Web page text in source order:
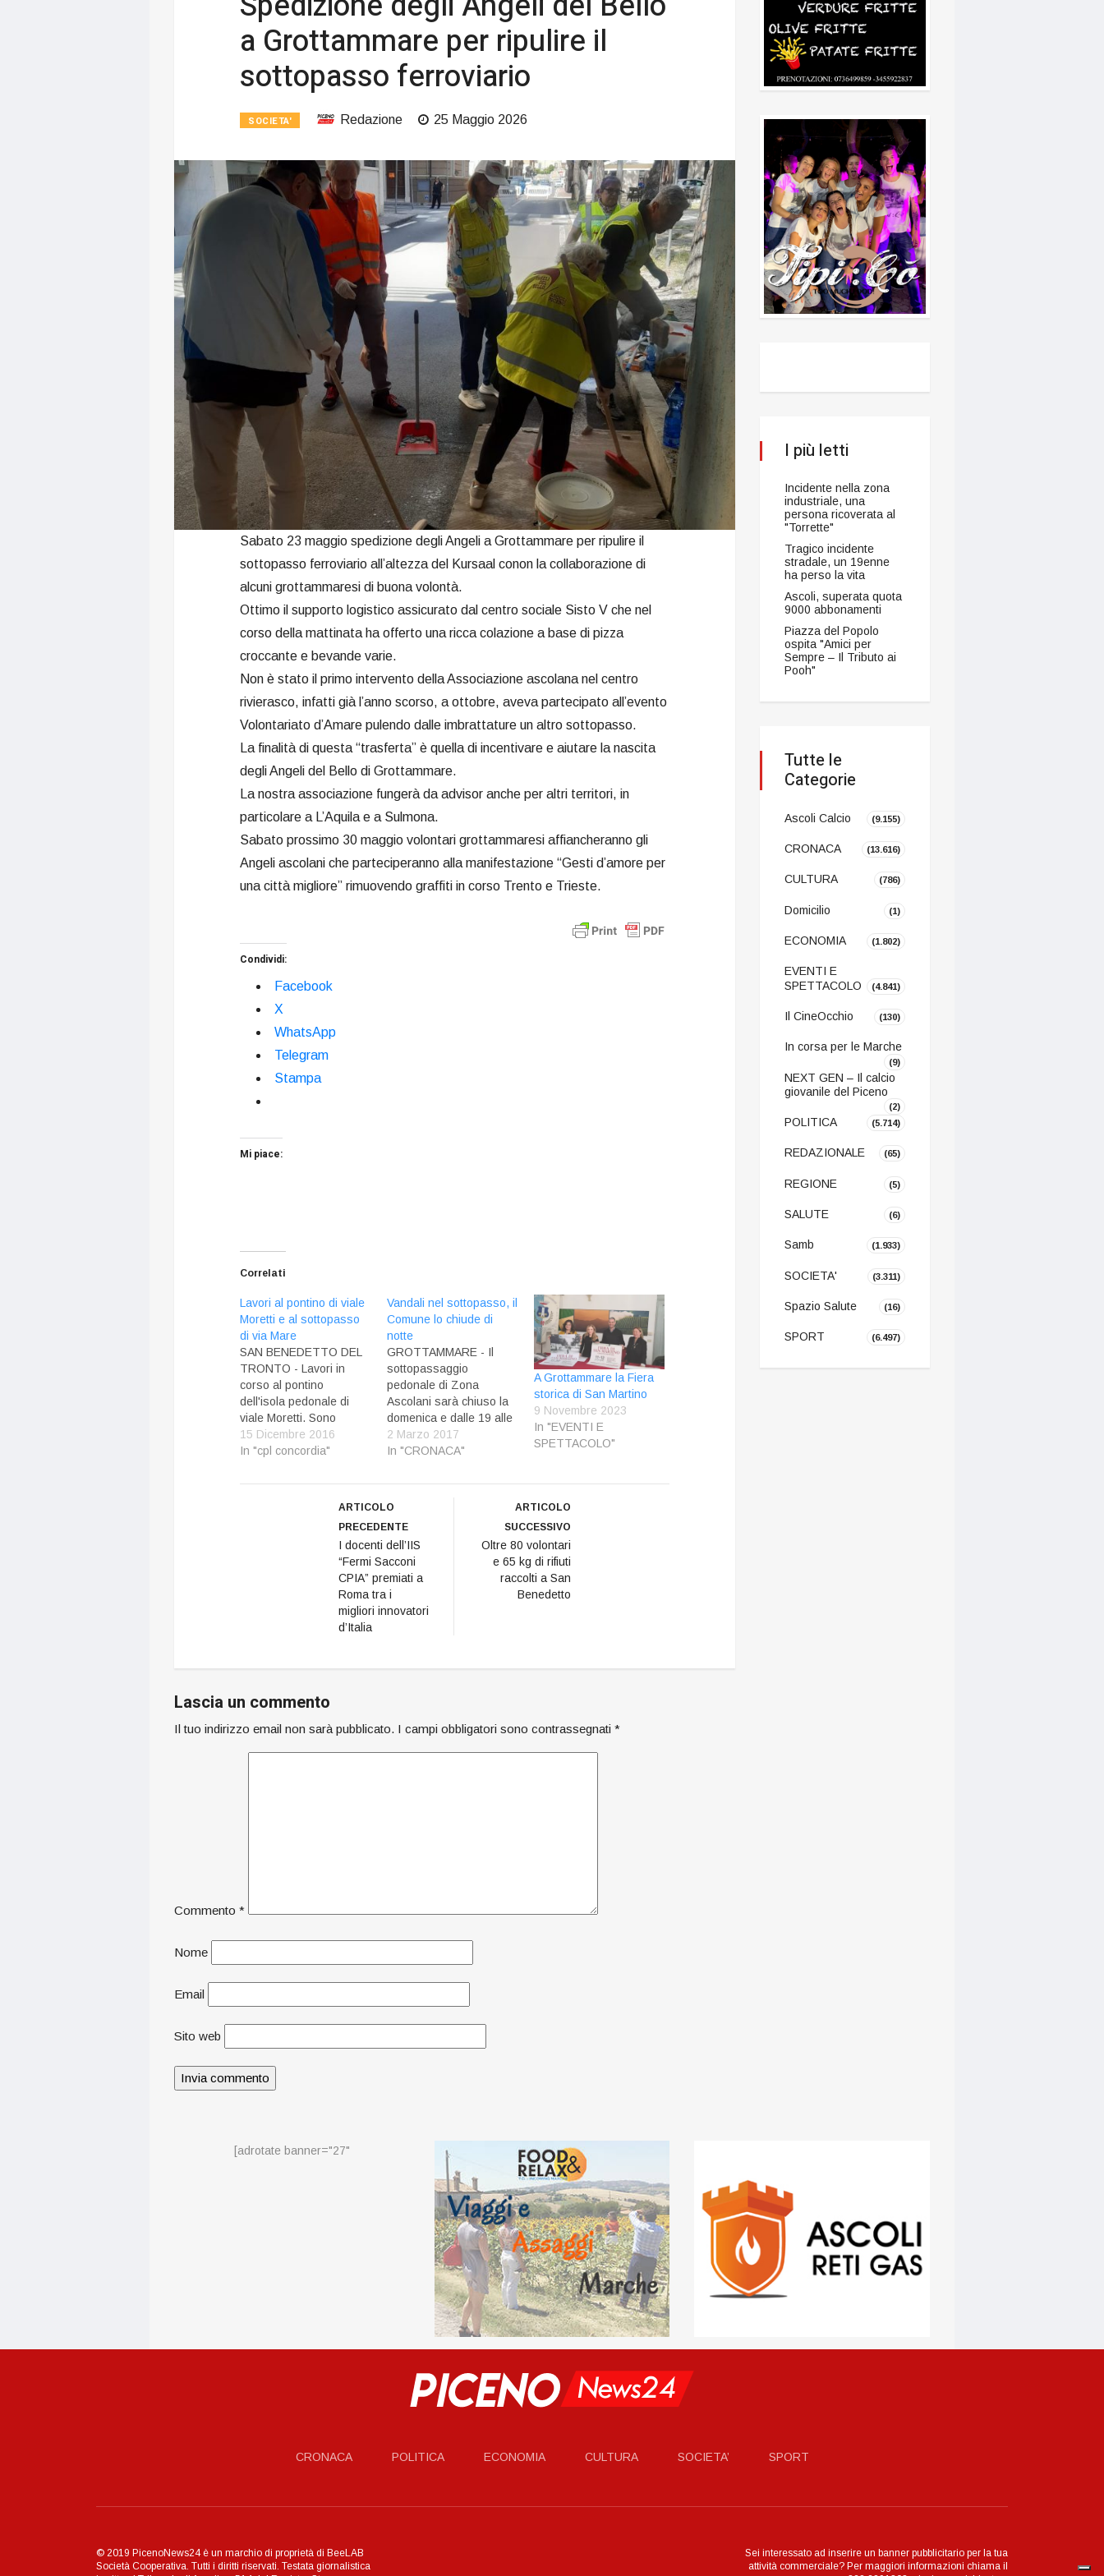
a Grottammare per ripulire il
sottopasso ferroviario
SOCIETA' Redazione 25 Maggio 2026
Sabato 23 maggio spedizione degli Angeli a Grottammare per ripulire il
sottopasso ferroviario all’altezza del Kursaal conon la collaborazione di
alcuni grottammaresi di buona volontà.
Ottimo il supporto logistico assicurato dal centro sociale Sisto V che nel
corso della mattinata ha offerto una ricca colazione a base di pizza
croccante e bevande varie.
Non è stato il primo intervento della Associazione ascolana nel centro
rivierasco, infatti già l’anno scorso, a ottobre, aveva partecipato all’evento
Volontariato d’Amare pulendo dalle imbrattature un altro sottopasso.
La finalità di questa “trasferta” è quella di incentivare e aiutare la nascita
degli Angeli del Bello di Grottammare.
La nostra associazione fungerà da advisor anche per altri territori, in
particolare a L’Aquila e a Sulmona.
Sabato prossimo 30 maggio volontari grottammaresi affiancheranno gli
Angeli ascolani che parteciperanno alla manifestazione “Gesti d’amore per
una città migliore” rimuovendo graffiti in corso Trento e Trieste.
Condividi:
Facebook
X
WhatsApp
Telegram
Stampa
Mi piace:
Correlati
Lavori al pontino di viale
Moretti e al sottopasso
di via Mare
SAN BENEDETTO DEL
TRONTO - Lavori in
corso al pontino
dell'isola pedonale di
viale Moretti. Sono
inziate le opere di stucco
e tinteggiatura del
Verranno anche
sindaco Pasqualino
terminerà lunedì 19
"Provvederemo anche -
15 Dicembre 2016
In "cpl concordia"
Vandali nel sottopasso, il
Comune lo chiude di
notte
GROTTAMMARE - Il
sottopassaggio
pedonale di Zona
Ascolani sarà chiuso la
domenica e dalle 19 alle
6 degli altri giorni della
settimana. L’impegno di
cancelli se lo sono preso
i soci del Circolo anziani
in via Firenze, distante
pochi metri dal
sottopasso…
2 Marzo 2017
In "CRONACA"
A Grottammare la Fiera
storica di San Martino
9 Novembre 2023
In "EVENTI E
SPETTACOLO"
ARTICOLO
PRECEDENTE
I docenti dell’IIS
“Fermi Sacconi
CPIA” premiati a
Roma tra i
migliori innovatori
d’Italia
ARTICOLO
SUCCESSIVO
Oltre 80 volontari
e 65 kg di rifiuti
raccolti a San
Benedetto
Lascia un commento
Il tuo indirizzo email non sarà pubblicato. I campi obbligatori sono contrassegnati *
Commento *
Nome
Email
Sito web
I più letti
Incidente nella zona
industriale, una
persona ricoverata al
"Torrette"
Tragico incidente
stradale, un 19enne
ha perso la vita
Ascoli, superata quota
9000 abbonamenti
Piazza del Popolo
ospita "Amici per
Sempre – Il Tributo ai
Pooh"
Tutte le
Categorie
Ascoli Calcio (9.155)
CRONACA (13.616)
CULTURA (786)
Domicilio (1)
ECONOMIA (1.802)
EVENTI E
SPETTACOLO
(4.841)
Il CineOcchio (130)
In corsa per le Marche
(9)
NEXT GEN – Il calcio
giovanile del Piceno
(2)
POLITICA (5.714)
REDAZIONALE (65)
REGIONE (5)
SALUTE (6)
Samb (1.933)
SOCIETA' (3.311)
Spazio Salute (16)
SPORT (6.497)
[adrotate banner="27"
CRONACA POLITICA ECONOMIA CULTURA SOCIETA’ SPORT
© 2019 PicenoNews24 è un marchio di proprietà di BeeLAB
Società Cooperativa. Tutti i diritti riservati. Testata giornalistica
Sei interessato ad inserire un banner pubblicitario per la tua
attività commerciale? Per maggiori informazioni chiama il